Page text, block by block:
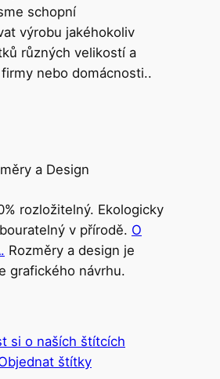
schopní
výrobu jakéhokoliv
různých velikostí a
nebo domácnosti..
a Design
rozložitelný. Ekologicky
v přírodě. O
Rozměry a design je
grafického návrhu.
si o naších štítcích
štítky